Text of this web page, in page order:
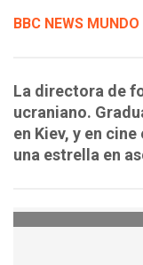
BBC NEWS MUNDO
La directora de
ucraniano.
en Kiev, y en
una estrella en